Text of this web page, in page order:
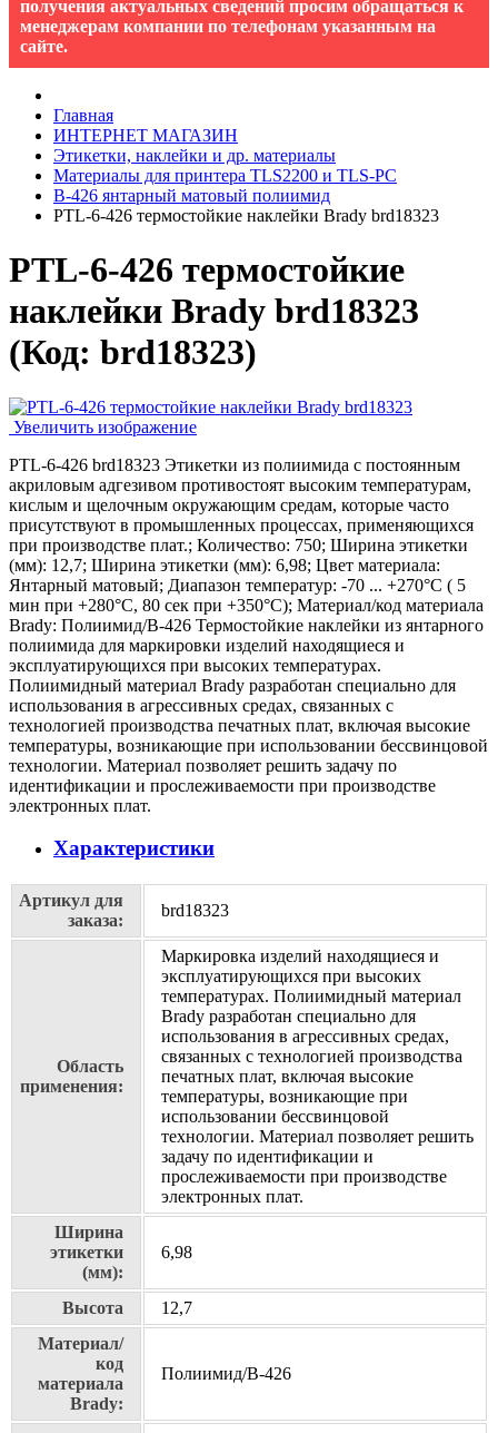
получения актуальных сведений просим обращаться к
менеджерам компании по телефонам указанным на
сайте.
Главная
ИНТЕРНЕТ МАГАЗИН
Этикетки, наклейки и др. материалы
Материалы для принтера TLS2200 и TLS-PC
B-426 янтарный матовый полиимид
PTL-6-426 термостойкие наклейки Brady brd18323
PTL-6-426 термостойкие
наклейки Brady brd18323
(Код: brd18323)
Увеличить изображение
PTL-6-426 brd18323 Этикетки из полиимида с постоянным
акриловым адгезивом противостоят высоким температурам,
кислым и щелочным окружающим средам, которые часто
присутствуют в промышленных процессах, применяющихся
при производстве плат.; Количество: 750; Ширина этикетки
(мм): 12,7; Ширина этикетки (мм): 6,98; Цвет материала:
Янтарный матовый; Диапазон температур: -70 ... +270°С ( 5
мин при +280°С, 80 сек при +350°С); Материал/код материала
Brady: Полиимид/В-426 Термостойкие наклейки из янтарного
полиимида для маркировки изделий находящиеся и
эксплуатирующихся при высоких температурах.
Полиимидный материал Brady разработан специально для
использования в агрессивных средах, связанных с
технологией производства печатных плат, включая высокие
температуры, возникающие при использовании бессвинцовой
технологии. Материал позволяет решить задачу по
идентификации и прослеживаемости при производстве
электронных плат.
Характеристики
Артикул для
заказа:
brd18323
Область
применения:
Маркировка изделий находящиеся и
эксплуатирующихся при высоких
температурах. Полиимидный материал
Brady разработан специально для
использования в агрессивных средах,
связанных с технологией производства
печатных плат, включая высокие
температуры, возникающие при
использовании бессвинцовой
технологии. Материал позволяет решить
задачу по идентификации и
прослеживаемости при производстве
электронных плат.
Ширина
этикетки
(мм):
6,98
Высота
12,7
Материал/
код
материала
Brady:
Полиимид/В-426